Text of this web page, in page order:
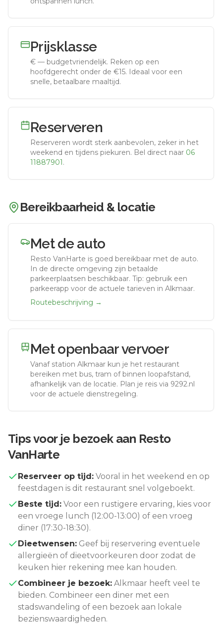
Prijsklasse
€ — budgetvriendelijk. Reken op een
hoofdgerecht onder de €15. Ideaal voor een
snelle, betaalbare maaltijd.
Reserveren
Reserveren wordt sterk aanbevolen, zeker in het
weekend en tijdens piekuren. Bel direct naar 06
11887901.
Bereikbaarheid & locatie
Met de auto
Resto VanHarte is goed bereikbaar met de auto.
In de directe omgeving zijn betaalde
parkeerplaatsen beschikbaar. Tip: gebruik een
parkeerapp voor de actuele tarieven in Alkmaar.
Routebeschrijving →
Met openbaar vervoer
Vanaf station Alkmaar kun je het restaurant
bereiken met bus, tram of binnen loopafstand,
afhankelijk van de locatie. Plan je reis via 9292.nl
voor de actuele dienstregeling.
Tips voor je bezoek aan Resto
VanHarte
Reserveer op tijd: Vooral in het weekend en op
feestdagen is dit restaurant snel volgeboekt.
Beste tijd: Voor een rustigere ervaring, kies voor
een vroege lunch (12:00-13:00) of een vroeg
diner (17:30-18:30).
Dieetwensen: Geef bij reservering eventuele
allergieën of dieetvoorkeuren door zodat de
keuken hier rekening mee kan houden.
Combineer je bezoek: Alkmaar heeft veel te
bieden. Combineer een diner met een
stadswandeling of een bezoek aan lokale
bezienswaardigheden.